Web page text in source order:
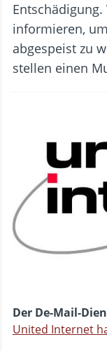
informieren,
abgespeist zu
stellen einen
Der De-Mail-
United Internet